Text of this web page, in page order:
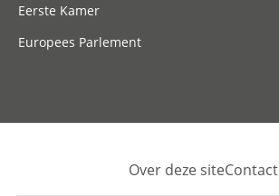
Eerste Kamer
Europees Parlement
Over deze siteContact